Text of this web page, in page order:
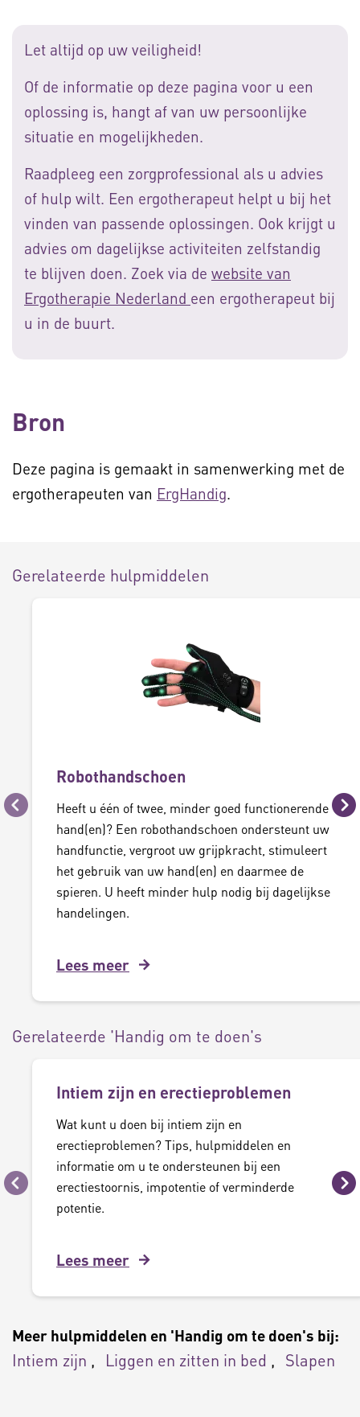
Let altijd op uw veiligheid!
Of de informatie op deze pagina voor u een
oplossing is, hangt af van uw persoonlijke
situatie en mogelijkheden.
Raadpleeg een zorgprofessional als u advies
of hulp wilt. Een ergotherapeut helpt u bij het
vinden van passende oplossingen. Ook krijgt u
advies om dagelijkse activiteiten zelfstandig
te blijven doen. Zoek via de website van
Ergotherapie Nederland een ergotherapeut bij
u in de buurt.
Bron
Deze pagina is gemaakt in samenwerking met de
ergotherapeuten van ErgHandig.
Gerelateerde hulpmiddelen
Vorige
Robothandschoen
Heeft u één of twee, minder goed functionerende
hand(en)? Een robothandschoen ondersteunt uw
handfunctie, vergroot uw grijpkracht, stimuleert
het gebruik van uw hand(en) en daarmee de
spieren. U heeft minder hulp nodig bij dagelijkse
handelingen.
Lees meer
Gerelateerde 'Handig om te doen's
Vorige
Intiem zijn en erectieproblemen
Wat kunt u doen bij intiem zijn en
erectieproblemen? Tips, hulpmiddelen en
informatie om u te ondersteunen bij een
erectiestoornis, impotentie of verminderde
potentie.
Lees meer
Meer hulpmiddelen en 'Handig om te doen's bij:
Intiem zijn Liggen en zitten in bed Slapen